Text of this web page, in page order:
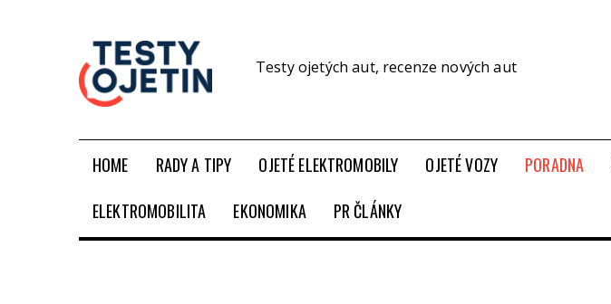
Testy ojetých aut, recenze nových aut
HOME RADY A TIPY OJETÉ ELEKTROMOBILY OJETÉ VOZY PORADNA
ELEKTROMOBILITA
EKONOMIKA PR ČLÁNKY